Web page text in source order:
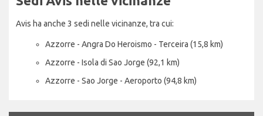
Avis ha anche 3 sedi nelle vicinanze, tra cui:
Azzorre - Angra Do Heroismo - Terceira (15,8 km)
Azzorre - Isola di Sao Jorge (92,1 km)
Azzorre - Sao Jorge - Aeroporto (94,8 km)